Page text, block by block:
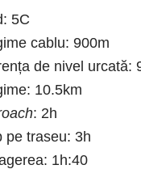
5C
cablu: 900m
de nivel urcată:
10.5km
: 2h
pe traseu: 3h
1h:40